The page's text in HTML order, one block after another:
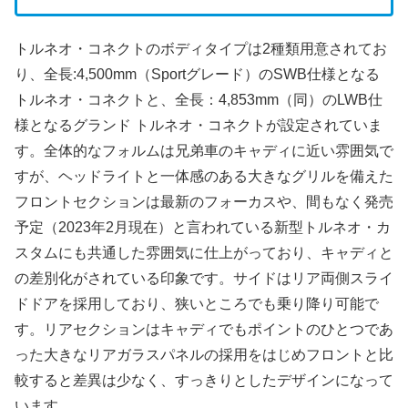
トルネオ・コネクトのボディタイプは2種類用意されてお
り、全長:4,500mm（Sportグレード）のSWB仕様となる
トルネオ・コネクトと、全長：4,853mm（同）のLWB仕
様となるグランド トルネオ・コネクトが設定されていま
す。全体的なフォルムは兄弟車のキャディに近い雰囲気で
すが、ヘッドライトと一体感のある大きなグリルを備えた
フロントセクションは最新のフォーカスや、間もなく発売
予定（2023年2月現在）と言われている新型トルネオ・カ
スタムにも共通した雰囲気に仕上がっており、キャディと
の差別化がされている印象です。サイドはリア両側スライ
ドドアを採用しており、狭いところでも乗り降り可能で
す。リアセクションはキャディでもポイントのひとつであ
った大きなリアガラスパネルの採用をはじめフロントと比
較すると差異は少なく、すっきりとしたデザインになって